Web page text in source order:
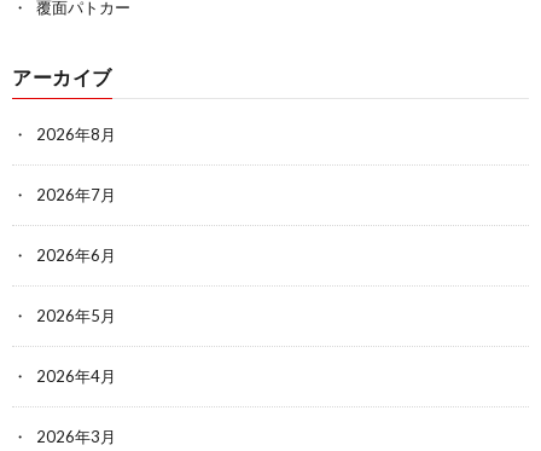
覆面パトカー
アーカイブ
2026年8月
2026年7月
2026年6月
2026年5月
2026年4月
2026年3月